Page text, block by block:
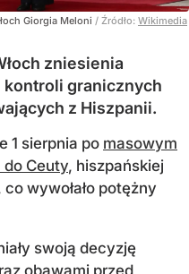
Giorgia Meloni / Źródło: Wikimedia
zniesienia
granicznych
z Hiszpanii.
1 sierpnia po masowym
do Ceuty, hiszpańskiej
wywołało potężny
swoją decyzję